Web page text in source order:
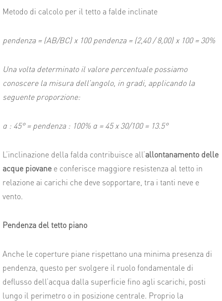
Metodo di calcolo per il tetto a falde inclinate
pendenza = (AB/BC) x 100 pendenza = (2,40 / 8,00) x 100 = 30%
Una volta determinato il valore percentuale possiamo
conoscere la misura dell’angolo, in gradi, applicando la
seguente proporzione:
α : 45°= pendenza : 100% α =45 x 30/100 = 13.5°
L’inclinazione della falda contribuisce all’allontanamento delle
acque piovane e conferisce maggiore resistenza al tetto in
relazione ai carichi che deve sopportare, tra i tanti neve e
vento.
Pendenza del tetto piano
Anche le coperture piane rispettano una minima presenza di
pendenza, questo per svolgere il ruolo fondamentale di
deflusso dell’acqua dalla superficie fino agli scarichi, posti
lungo il perimetro o in posizione centrale. Proprio la